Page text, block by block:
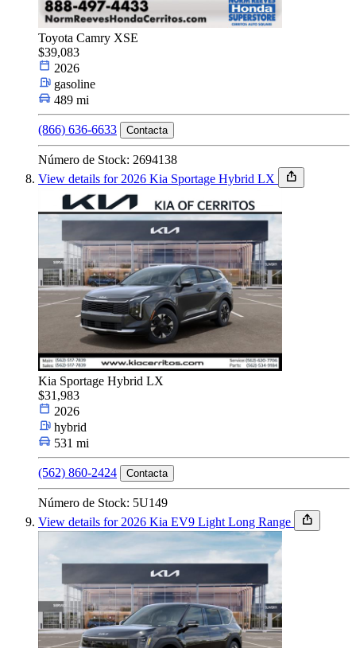
Toyota Camry XSE
$39,083
2026
gasoline
489 mi
(866) 636-6633 Contacta
Número de Stock: 2694138
View details for 2026 Kia Sportage Hybrid LX
Kia Sportage Hybrid LX
$31,983
2026
hybrid
531 mi
(562) 860-2424 Contacta
Número de Stock: 5U149
View details for 2026 Kia EV9 Light Long Range